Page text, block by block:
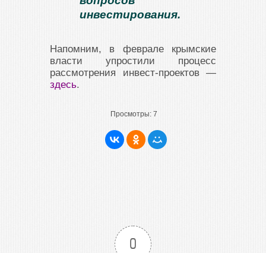
инвестирования.
Напомним, в феврале крымские
власти упростили процесс
рассмотрения инвест-проектов —
здесь.
Просмотры: 7
0